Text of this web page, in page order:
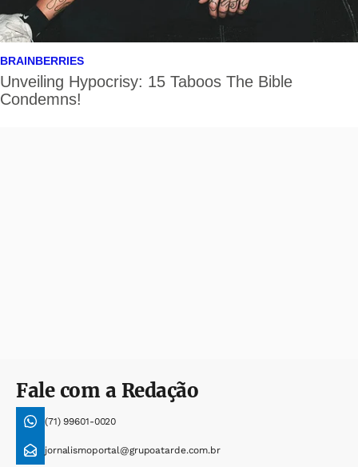
Fale com a Redação
(71) 99601-0020
jornalismoportal@grupoatarde.com.br